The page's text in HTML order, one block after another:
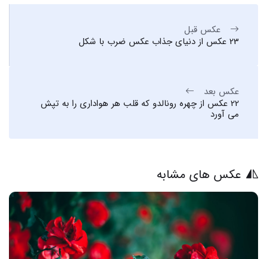
عکس قبل
23 عکس از دنیای جذاب عکس ضرب با شکل
عکس بعد
22 عکس از چهره رونالدو که قلب هر هواداری را به تپش
می آورد
عکس های مشابه